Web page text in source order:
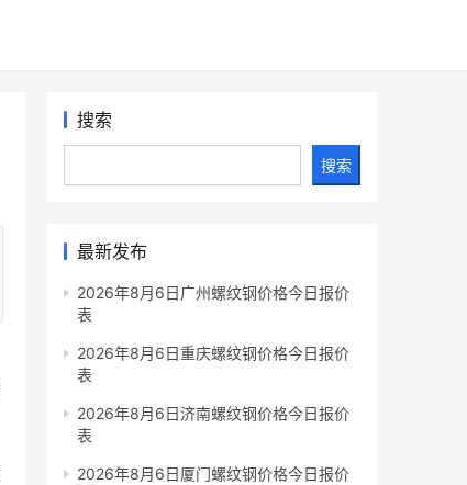
搜索
搜索
最新发布
2026年8月6日广州螺纹钢价格今日报价
表
2026年8月6日重庆螺纹钢价格今日报价
表
2026年8月6日济南螺纹钢价格今日报价
表
2026年8月6日厦门螺纹钢价格今日报价